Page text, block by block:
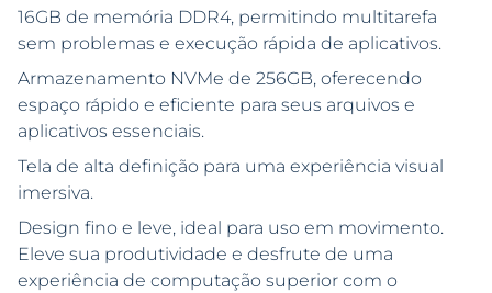
16GB de memória DDR4, permitindo multitarefa
sem problemas e execução rápida de aplicativos.
Armazenamento NVMe de 256GB, oferecendo
espaço rápido e eficiente para seus arquivos e
aplicativos essenciais.
Tela de alta definição para uma experiência visual
imersiva.
Design fino e leve, ideal para uso em movimento.
Eleve sua produtividade e desfrute de uma
experiência de computação superior com o